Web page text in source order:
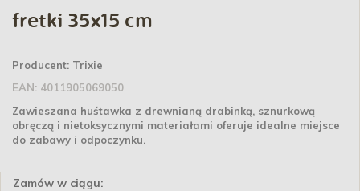
fretki 35x15 cm
Producent: Trixie
EAN: 4011905069050
Zawieszana huśtawka z drewnianą drabinką, sznurkową
obręczą i nietoksycznymi materiałami oferuje idealne miejsce
do zabawy i odpoczynku.
Zamów w ciągu: